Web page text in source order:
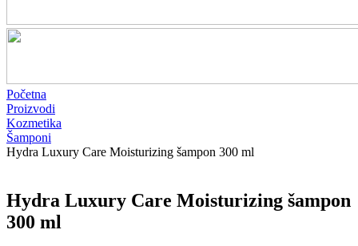
Početna
Proizvodi
Kozmetika
Šamponi
Hydra Luxury Care Moisturizing šampon 300 ml
Hydra Luxury Care Moisturizing šampon
300 ml